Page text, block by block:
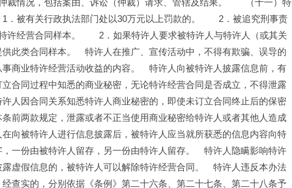
裁情况，包括案由、诉讼（仲裁）请求、管辖及结果。　　（十一）特
．被有关行政执法部门处以30万元以上罚款的。　　2．被追究刑事责
许经营合同样本。　　2．如果特许人要求被特许人与特许人（或其关
此类合同样本。　特许人在推广、宣传活动中，不得有欺骗、误导的
商业特许经营活动收益的内容。　特许人向被特许人披露信息前，有
合同过程中知悉的商业秘密，无论特许经营合同是否成立，不得泄露
人因合同关系知悉特许人商业秘密的，即使未订立合同终止后的保密
前两款规定，泄露或者不正当使用商业秘密给特许人或者其他人造成
向被特许人进行信息披露后，被特许人应当就所获悉的信息内容向特
一份由被特许人留存，另一份由特许人留存。　特许人隐瞒影响特许
虚假信息的，被特许人可以解除特许经营合同。　特许人违反本办法
查实的，分别依据《条例》第二十六条、第二十七条、第二十八条予